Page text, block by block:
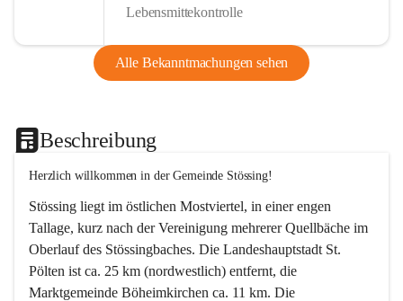
Lebensmittekontrolle
Alle Bekanntmachungen sehen
Beschreibung
Herzlich willkommen in der Gemeinde Stössing!
Stössing liegt im östlichen Mostviertel, in einer engen
Tallage, kurz nach der Vereinigung mehrerer Quellbäche im
Oberlauf des Stössingbaches. Die Landeshauptstadt St.
Pölten ist ca. 25 km (nordwestlich) entfernt, die
Marktgemeinde Böheimkirchen ca. 11 km. Die